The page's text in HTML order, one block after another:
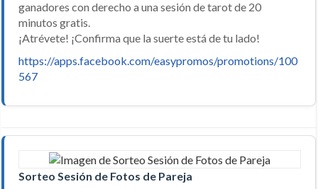
ganadores con derecho a una sesión de tarot de 20
minutos gratis.
¡Atrévete! ¡Confirma que la suerte está de tu lado!
https://apps.facebook.com/easypromos/promotions/100
567
Sorteo Sesión de Fotos de Pareja